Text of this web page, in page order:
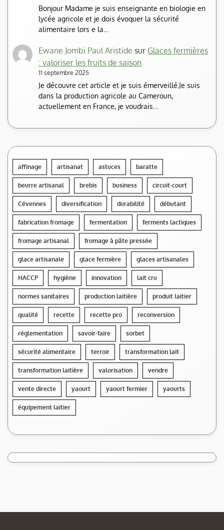
Bonjour Madame je suis enseignante en biologie en
lycée agricole et je dois évoquer la sécurité
alimentaire lors e la…
Ewane Jombi Paul Aristide sur Glaces fermières
: valoriser les fruits de saison
11 septembre 2025
Je découvre cet article et je suis émerveillé.Je suis
dans la production agricole au Cameroun,
actuellement en France, je voudrais…
affinage artisanat astuces baratte
beurre artisanal brebis business circuit-court
Cévennes diversification durabilité débutant
fabrication fromage fermentation ferments lactiques
fromage artisanal fromage à pâte pressée
glace artisanale glace fermière glaces artisanales
HACCP hygiène innovation lait cru
normes sanitaires production laitière produit laitier
qualité recette recette pro reconversion
réglementation savoir-faire sorbet
sécurité alimentaire terroir transformation lait
transformation laitière valorisation vendre
vente directe yaourt yaourt fermier yaourts
équipement laitier